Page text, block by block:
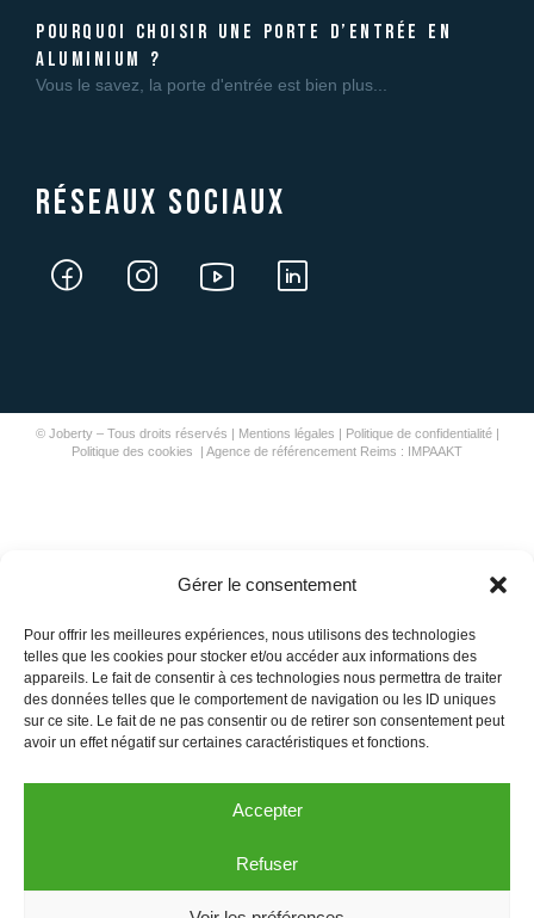
Gérer le consentement
Pour offrir les meilleures expériences, nous utilisons des technologies
telles que les cookies pour stocker et/ou accéder aux informations des
appareils. Le fait de consentir à ces technologies nous permettra de traiter
des données telles que le comportement de navigation ou les ID uniques
sur ce site. Le fait de ne pas consentir ou de retirer son consentement peut
avoir un effet négatif sur certaines caractéristiques et fonctions.
Accepter
Refuser
pourquoi choisir une porte d’entrée en
aluminium ?
Vous le savez, la porte d'entrée est bien plus...
Réseaux sociaux
© Joberty – Tous droits réservés | Mentions légales Politique de confidentialité
Politique des cookies
Agence de référencement Reims : IMPAAKT